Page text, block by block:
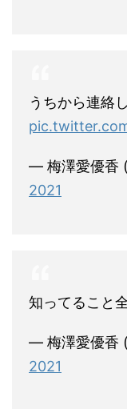
うちから連絡
— 梅澤愛優香
2021
知ってること
— 梅澤愛優香
2021